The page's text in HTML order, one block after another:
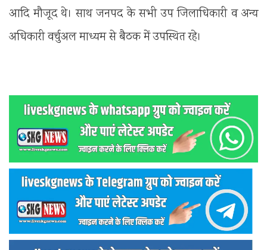
आदि मौजूद थे। साथ जनपद के सभी उप जिलाधिकारी व अन्य
अधिकारी वर्चुअल माध्यम से बैठक में उपस्थित रहे।